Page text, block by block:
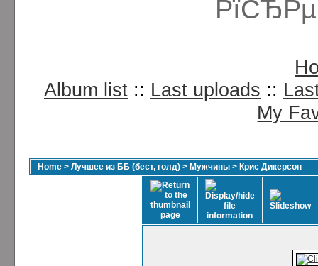
Album list :: Last uploads ::
My
Home > Лучшее из ББ (бест, голд) > Мужчины > Крис Дикерсон